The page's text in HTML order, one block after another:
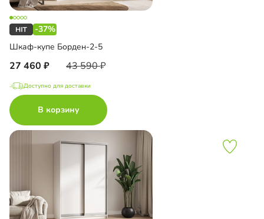
-37%
Шкаф-купе Борден-2-5
27 460 43 590
Доступно для доставки
В корзину